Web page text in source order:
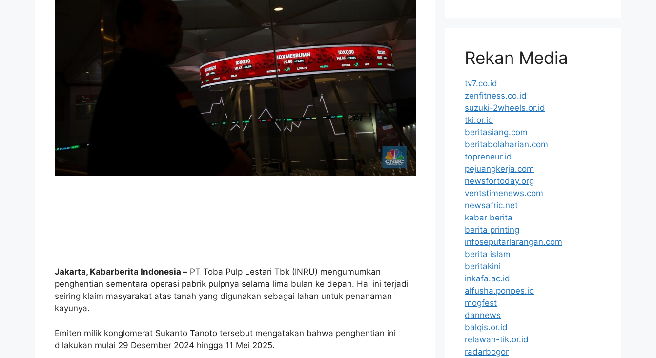
Jakarta, Kabarberita Indonesia – PT Toba Pulp Lestari Tbk (INRU) mengumumkan
penghentian sementara operasi pabrik pulpnya selama lima bulan ke depan. Hal ini terjadi
seiring klaim masyarakat atas tanah yang digunakan sebagai lahan untuk penanaman
kayunya.
Emiten milik konglomerat Sukanto Tanoto tersebut mengatakan bahwa penghentian ini
dilakukan mulai 29 Desember 2024 hingga 11 Mei 2025.
Rekan Media
tv7.co.id
zenfitness.co.id
suzuki-2wheels.or.id
tki.or.id
beritasiang.com
beritabolaharian.com
topreneur.id
pejuangkerja.com
newsfortoday.org
ventstimenews.com
newsafric.net
kabar berita
berita printing
infoseputarlarangan.com
berita islam
beritakini
inkafa.ac.id
alfusha.ponpes.id
mogfest
dannews
balqis.or.id
relawan-tik.or.id
radarbogor